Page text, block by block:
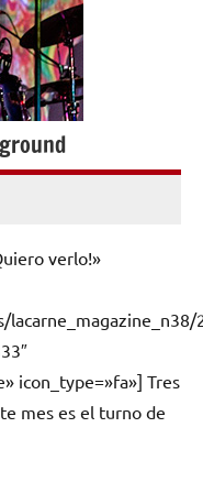
verlo!»
icon_type=»fa»] Tres
mes es el turno de